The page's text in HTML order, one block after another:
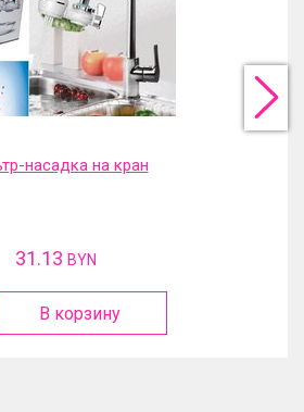
насадка на кран
31.13 BYN
В корзину